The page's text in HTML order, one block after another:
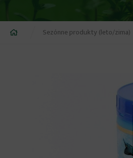
NachádzateSezónne produkty (leto/zima)